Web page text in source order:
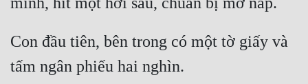
Con đầu tiên, bên trong có một tờ giấy và
tấm ngân phiếu hai nghìn.